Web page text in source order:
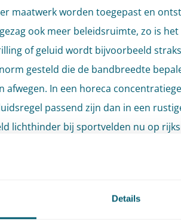
Details
maatwerk worden toegepast en
ook meer beleidsruimte, zo is
of geluid wordt bijvoorbeeld
gesteld die de bandbreedte
afwegen. In een horeca
passend zijn dan in een
lichthinder bij sportvelden nu op